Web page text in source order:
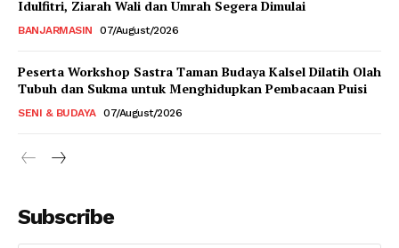
Idulfitri, Ziarah Wali dan Umrah Segera Dimulai
BANJARMASIN 07/August/2026
Peserta Workshop Sastra Taman Budaya Kalsel Dilatih Olah
Tubuh dan Sukma untuk Menghidupkan Pembacaan Puisi
SENI & BUDAYA 07/August/2026
Subscribe